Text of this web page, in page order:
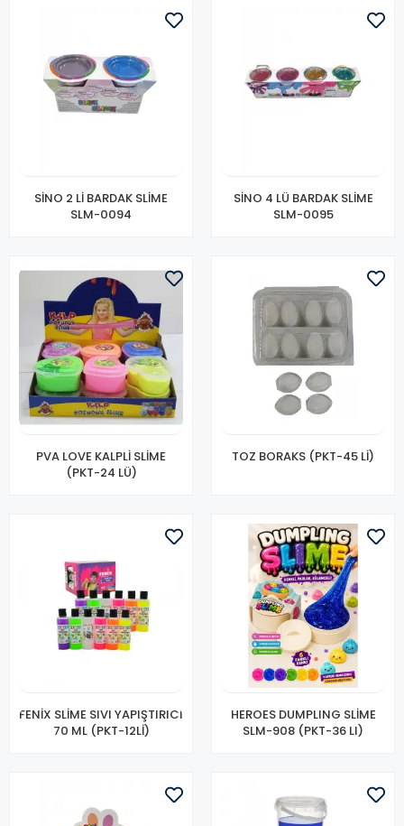
SİNO 2 Lİ BARDAK SLİME
SLM-0094
SİNO 4 LÜ BARDAK SLİME
SLM-0095
PVA LOVE KALPLİ SLİME
(PKT-24 LÜ)
TOZ BORAKS (PKT-45 Lİ)
FENİX SLİME SIVI YAPIŞTIRICI
70 ML (PKT-12Lİ)
HEROES DUMPLING SLİME
SLM-908 (PKT-36 LI)